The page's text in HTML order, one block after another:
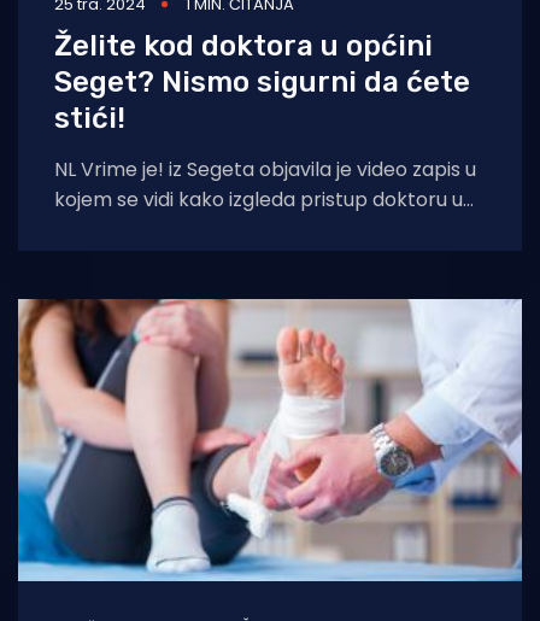
Želite kod doktora u općini
Seget? Nismo sigurni da ćete
stići!
NL Vrime je! iz Segeta objavila je video zapis u
kojem se vidi kako izgleda pristup doktoru u